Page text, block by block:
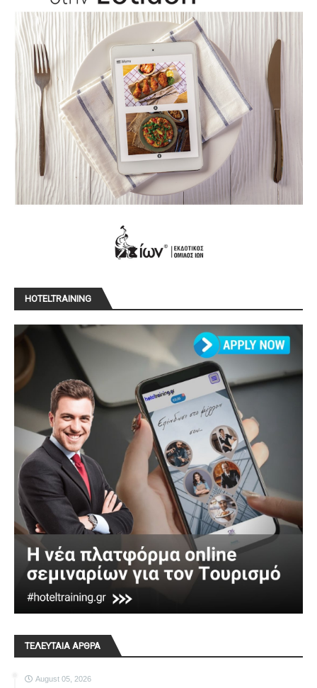
HOTELTRAINING
ΤΕΛΕΥΤΑΙΑ ΑΡΘΡΑ
August 05, 2026